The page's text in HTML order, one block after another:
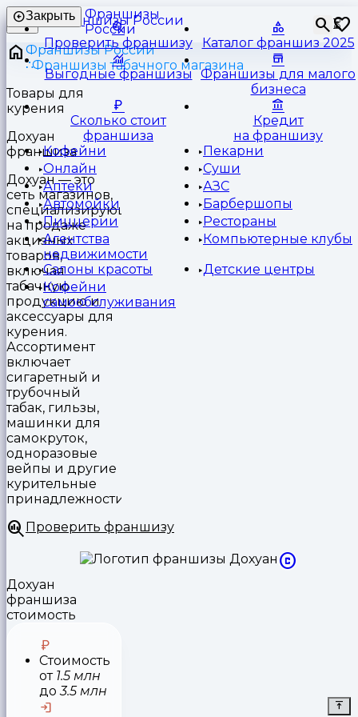
Франшизы
России
⏳
Закрыть
Проверить франшизу Каталог франшиз 2025
Выгодные франшизы Франшизы для малого
бизнеса
Сколько стоит
франшиза
Кредит
на франшизу
Кофейни
Пекарни
Онлайн
Суши
Аптеки
АЗС
Автомойки
Барбершопы
Пиццерии
Рестораны
Агентства
недвижимости
Компьютерные клубы
Салоны красоты
Детские центры
Кофейни
самообслуживания
Франшизы России
Франшизы табачного магазина
Товары для
курения
Дохуан
франшиза
Дохуан — это
сеть магазинов,
специализирующихся
на продаже
акцизных
товаров,
включая
табачную
продукцию и
аксессуары для
курения.
Ассортимент
включает
сигаретный и
трубочный
табак, гильзы,
машинки для
самокруток,
одноразовые
вейпы и другие
курительные
принадлежности
Проверить франшизу
Дохуан
франшиза
стоимость
Стоимость
от 1.5 млн
до3.5 млн